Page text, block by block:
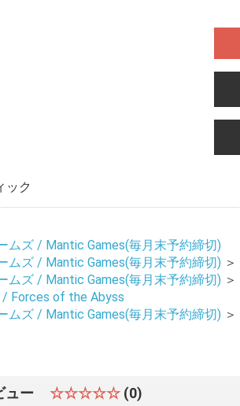
お買い物を続ける
ック
ムズ / Mantic Games(毎月末予約締切)
ムズ / Mantic Games(毎月末予約締切) ＞
ムズ / Mantic Games(毎月末予約締切) ＞
/ Forces of the Abyss
ムズ / Mantic Games(毎月末予約締切) ＞
ュー ☆☆☆☆☆ (0)